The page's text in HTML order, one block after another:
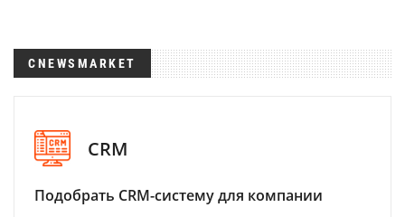
CNEWSMARKET
CRM
Подобрать CRM-систему для компании